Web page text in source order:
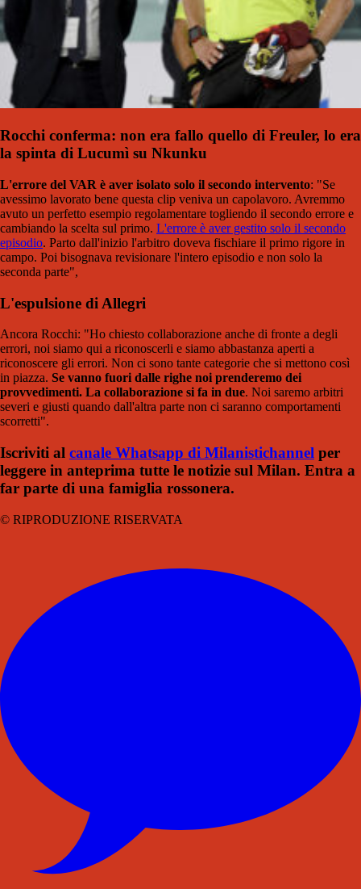
Rocchi conferma: non era fallo quello di Freuler, lo era
la spinta di Lucumì su Nkunku
L'errore del VAR è aver isolato solo il secondo intervento: "Se
avessimo lavorato bene questa clip veniva un capolavoro. Avremmo
avuto un perfetto esempio regolamentare togliendo il secondo errore e
cambiando la scelta sul primo. L'errore è aver gestito solo il secondo
episodio. Parto dall'inizio l'arbitro doveva fischiare il primo rigore in
campo. Poi bisognava revisionare l'intero episodio e non solo la
seconda parte",
L'espulsione di Allegri
Ancora Rocchi: "Ho chiesto collaborazione anche di fronte a degli
errori, noi siamo qui a riconoscerli e siamo abbastanza aperti a
riconoscere gli errori. Non ci sono tante categorie che si mettono così
in piazza. Se vanno fuori dalle righe noi prenderemo dei
provvedimenti. La collaborazione si fa in due. Noi saremo arbitri
severi e giusti quando dall'altra parte non ci saranno comportamenti
scorretti".
Iscriviti al canale Whatsapp di Milanistichannel per
leggere in anteprima tutte le notizie sul Milan. Entra a
far parte di una famiglia rossonera.
© RIPRODUZIONE RISERVATA